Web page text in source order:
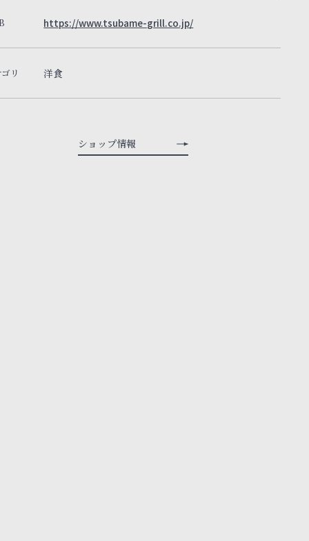
https://www.tsubame-grill.co.jp/
リ 洋食
ショップ情報